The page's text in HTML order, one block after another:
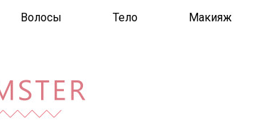
Волосы Тело Макияж